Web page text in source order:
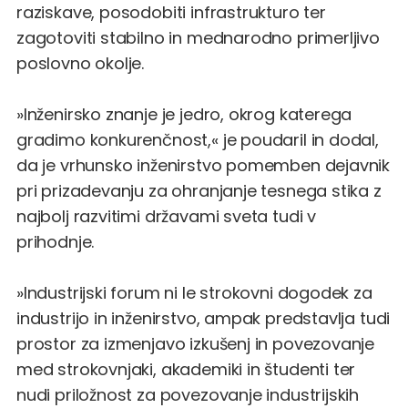
raziskave, posodobiti infrastrukturo ter
zagotoviti stabilno in mednarodno primerljivo
poslovno okolje.
»Inženirsko znanje je jedro, okrog katerega
gradimo konkurenčnost,« je poudaril in dodal,
da je vrhunsko inženirstvo pomemben dejavnik
pri prizadevanju za ohranjanje tesnega stika z
najbolj razvitimi državami sveta tudi v
prihodnje.
»Industrijski forum ni le strokovni dogodek za
industrijo in inženirstvo, ampak predstavlja tudi
prostor za izmenjavo izkušenj in povezovanje
med strokovnjaki, akademiki in študenti ter
nudi priložnost za povezovanje industrijskih